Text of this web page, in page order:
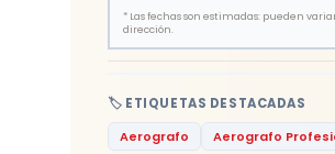
🏷️ ETIQUETAS DESTACADAS
Aerografo
Aerografo
* Las fechas son estimadas: pueden
dirección.